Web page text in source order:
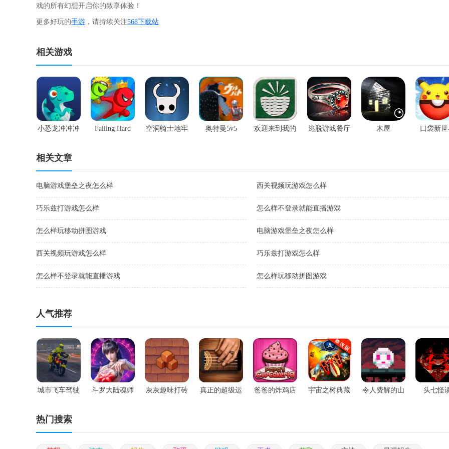
戏的所有幻想开启你的致享体验！
更多好玩的手游 ，请持续关注568下载站
相关游戏
小恐龙冲冲冲 Falling Hard 空洞骑士地牢 奥特曼5v5 欢迎来到我的 逃脱游戏餐厅 木屋 口袋新
相关文章
电脑游戏堡垒之夜怎么样 西关视频玩游戏怎么样
巧乐兹打游戏怎么样 怎么样不登录就能直播游戏
怎么样玩移动拼图游戏 电脑游戏堡垒之夜怎么样
西关视频玩游戏怎么样 巧乐兹打游戏怎么样
怎么样不登录就能直播游戏 怎么样玩移动拼图游戏
人气推荐
城市飞车驾驶 斗罗大陆魂师 灰灰趣味打砖 真正的超级运 爸爸的炸鸡店 宇宙之树典藏 令人费解的山 头七怪
热门搜索